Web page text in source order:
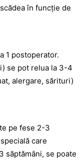
în funcție de
1 postoperator.
se pot relua la 3-4
alergare, sărituri)
pe fese 2-3
care
săptămâni, se poate